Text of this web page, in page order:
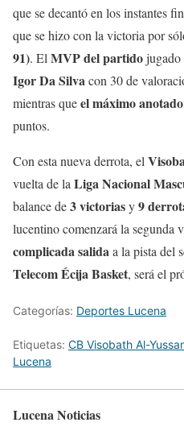
que se decantó en los instantes
que se hizo con la victoria por
91). El MVP del partidojugado
Igor Da Silvacon 30 de
mientras queel máximo
puntos.
Con esta nueva derrota, el
vuelta de la Liga Nacional
balance de3 victoriasy9
lucentino comenzará la segunda
complicada salidaa la pista del
Telecom Écija Basket, será el
Categorías: Deportes Lucena
Etiquetas: CB Visobath Al-
Lucena
Lucena Noticias